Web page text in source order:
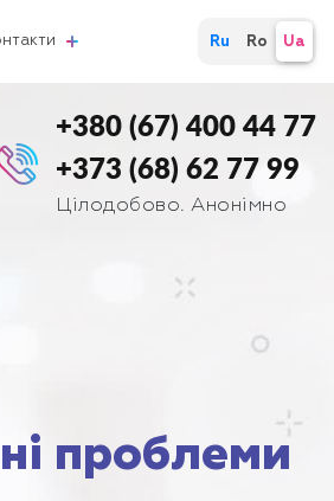
Ru Ro Ua
+380 (67) 400 44 77
+373 (68) 62 77 99
Цілодобово. Анонімно
проблеми